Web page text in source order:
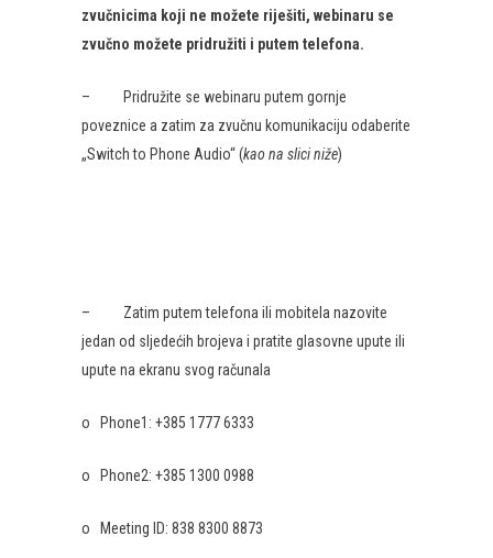
zvučnicima koji ne možete riješiti, webinaru se
zvučno možete pridružiti i putem telefona.
– Pridružite se webinaru putem gornje
poveznice a zatim za zvučnu komunikaciju odaberite
„Switch to Phone Audio“ (kao na slici niže)
– Zatim putem telefona ili mobitela nazovite
jedan od sljedećih brojeva i pratite glasovne upute ili
upute na ekranu svog računala
o Phone1: +385 1777 6333
o Phone2: +385 1300 0988
o Meeting ID: 838 8300 8873